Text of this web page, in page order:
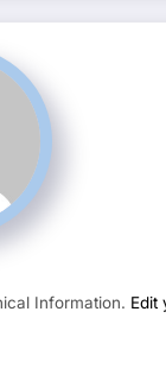
Information. Edit